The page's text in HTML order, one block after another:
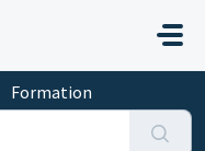
Formation